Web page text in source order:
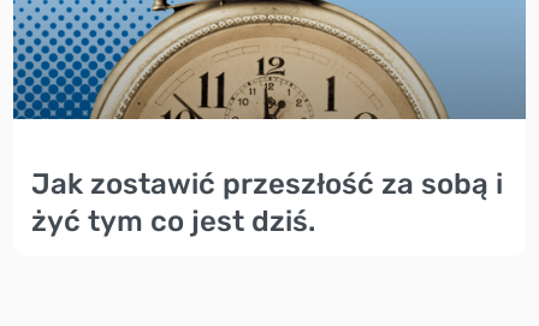
Jak zostawić przeszłość za sobą i
żyć tym co jest dziś.